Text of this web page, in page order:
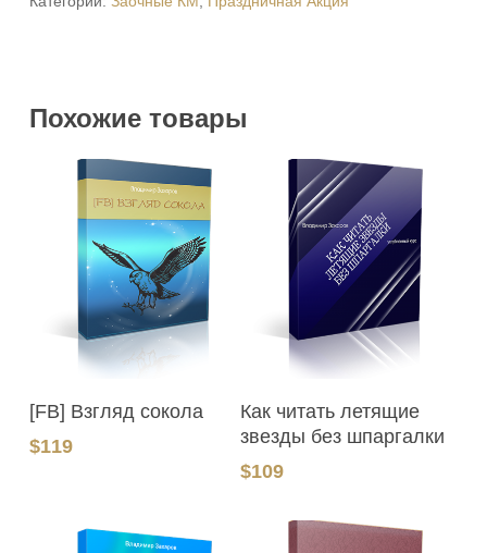
Похожие товары
[FB] Взгляд сокола
$119
Как читать летящие
звезды без шпаргалки
$109